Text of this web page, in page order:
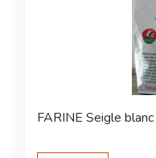
FARINE Seigle